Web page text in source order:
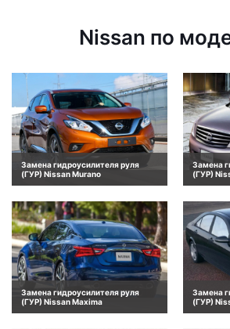
Nissan по
Замена гидроусилителя руля
(ГУР) Nissan Murano
Замена
(ГУР)
Замена гидроусилителя руля
(ГУР) Nissan Maxima
Замена
(ГУР)